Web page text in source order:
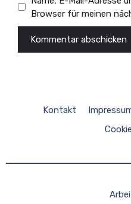
Browser für meinen
Kontakt